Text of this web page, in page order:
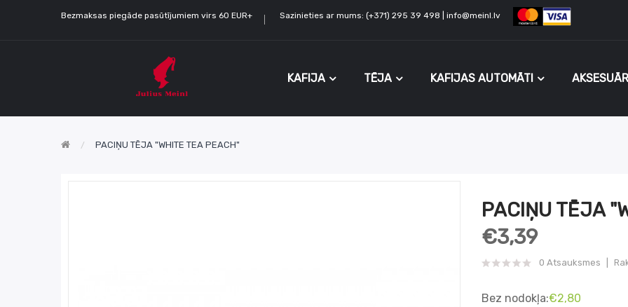
Bezmaksas piegāde pasūtījumiem virs 60 EUR+ Sazinieties ar mums: (+371) 295 39 498 | info@meinl.lv
KAFIJA TĒJA KAFIJAS AUTOMĀTI
PACIŅU TĒJA "WHITE TEA PEACH"
PACIŅU TĒJA
€3,39
0 Atsauksmes
Bez nodokļa:€2,80